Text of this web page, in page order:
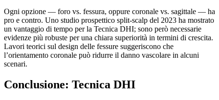
Ogni opzione — foro vs. fessura, oppure coronale vs. sagittale — ha
pro e contro. Uno studio prospettico split-scalp del 2023 ha mostrato
un vantaggio di tempo per la Tecnica DHI; sono però necessarie
evidenze più robuste per una chiara superiorità in termini di crescita.
Lavori teorici sul design delle fessure suggeriscono che
l’orientamento coronale può ridurre il danno vascolare in alcuni
scenari.
Conclusione: Tecnica DHI